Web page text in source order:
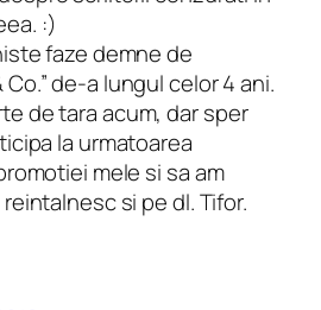
:)
faze demne de
Co.” de-a lungul celor 4 ani.
de tara acum, dar sper
la urmatoarea
mele si sa am
si pe dl. Tifor.